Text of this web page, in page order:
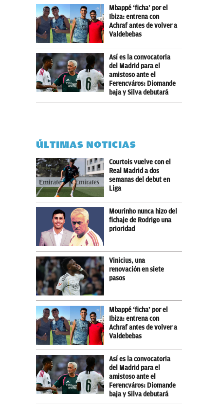
Mbappé ‘ficha’ por el
Ibiza: entrena con
Achraf antes de volver a
Valdebebas
Así es la convocatoria
del Madrid para el
amistoso ante el
Ferencváros: Diomande
baja y Silva debutará
ÚLTIMAS NOTICIAS
Courtois vuelve con el
Real Madrid a dos
semanas del debut en
Liga
Mourinho nunca hizo del
fichaje de Rodrigo una
prioridad
Vinicius, una
renovación en siete
pasos
Mbappé ‘ficha’ por el
Ibiza: entrena con
Achraf antes de volver a
Valdebebas
Así es la convocatoria
del Madrid para el
amistoso ante el
Ferencváros: Diomande
baja y Silva debutará